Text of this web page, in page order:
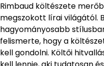
Rimbaud költészete
megszokott lírai világától.
hagyományosabb
felismerte, hogy a
kell gondolni. Költői